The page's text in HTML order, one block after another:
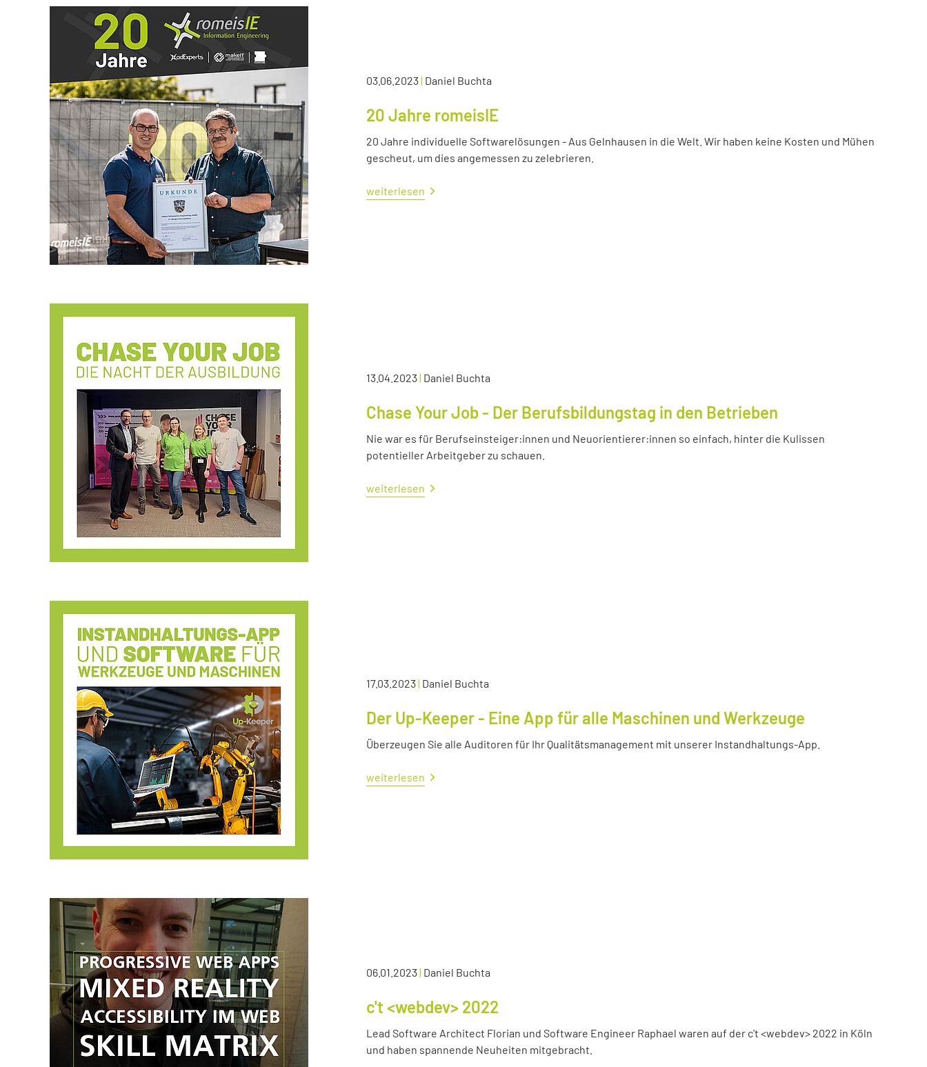
03.06.2023| Daniel Buchta
20 Jahre romeisIE
20 Jahre individuelle Softwarelösungen - Aus Gelnhausen in die Welt. Wir haben keine Kosten und Mühen
gescheut, um dies angemessen zu zelebrieren.
weiterlesen
13.04.2023| Daniel Buchta
Chase Your Job - Der Berufsbildungstag in den Betrieben
Nie war es für Berufseinsteiger:innen und Neuorientierer:innen so einfach, hinter die Kulissen
potentieller Arbeitgeber zu schauen.
weiterlesen
17.03.2023| Daniel Buchta
Der Up-Keeper - Eine App für alle Maschinen und Werkzeuge
Überzeugen Sie alle Auditoren für Ihr Qualitätsmanagement mit unserer Instandhaltungs-App.
weiterlesen
06.01.2023| Daniel Buchta
c't <webdev> 2022
Lead Software Architect Florian und Software Engineer Raphael waren auf der c't <webdev> 2022 in Köln
und haben spannende Neuheiten mitgebracht.